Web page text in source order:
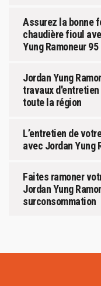
Assurez la bonne
chaudière fioul
Yung Ramoneur 95
Jordan Yung
travaux d'entretien
toute la région
L’entretien de
avec Jordan Yung
Faites ramoner
Jordan Yung
surconsommation